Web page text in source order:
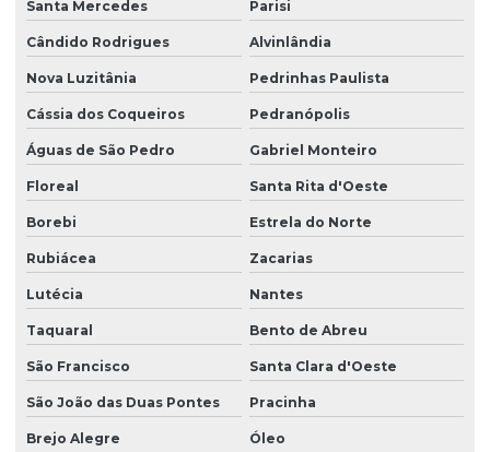
Santa Mercedes Parisi
Cândido Rodrigues Alvinlândia
Nova Luzitânia Pedrinhas Paulista
Cássia dos Coqueiros Pedranópolis
Águas de São Pedro Gabriel Monteiro
Floreal Santa Rita d'Oeste
Borebi Estrela do Norte
Rubiácea Zacarias
Lutécia Nantes
Taquaral Bento de Abreu
São Francisco Santa Clara d'Oeste
São João das Duas Pontes Pracinha
Brejo Alegre Óleo